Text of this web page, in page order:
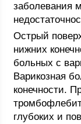
заболевания
Острый
нижних
больных с
Варикозная
конечности.
глубоких и